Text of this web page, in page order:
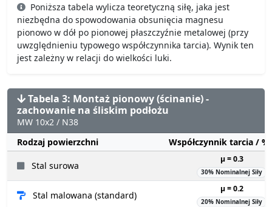
Poniższa tabela wylicza teoretyczną siłę, jaka jest
niezbędna do spowodowania obsunięcia magnesu
pionowo w dół po pionowej płaszczyźnie metalowej (przy
uwzględnieniu typowego współczynnika tarcia). Wynik ten
jest zależny w relacji do wielkości luki.
Tabela 3: Montaż pionowy (ścinanie) -
zachowanie na śliskim podłożu
MW 10x2 / N38
Rodzaj powierzchni
Współczynnik tarcia /
Stal surowa
µ = 0.3
30% Nominalnej Siły
Stal malowana (standard)
µ = 0.2
20% Nominalnej Siły